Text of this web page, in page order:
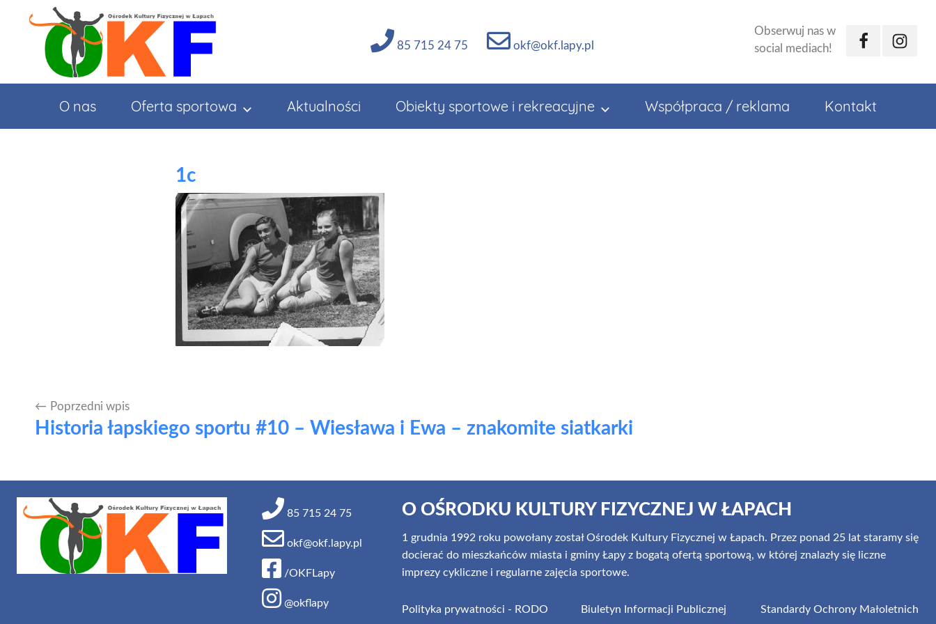
85 715 24 75 okf@okf.lapy.pl
Obserwuj nas w
social mediach!
Facebook
O nas Oferta sportowa Aktualności Obiekty sportowe i rekreacyjne Współpraca / reklama Kontakt
1c
Nawigacja
wpisu
Poprzedni wpis
Historia łapskiego sportu #10 – Wiesława i Ewa – znakomite siatkarki
85 715 24 75
okf@okf.lapy.pl
/OKFLapy
@okflapy
O OŚRODKU KULTURY FIZYCZNEJ W ŁAPACH
1 grudnia 1992 roku powołany został Ośrodek Kultury Fizycznej w Łapach. Przez ponad 25 lat staramy się
docierać do mieszkańców miasta i gminy Łapy z bogatą ofertą sportową, w której znalazły się liczne
imprezy cykliczne i regularne zajęcia sportowe.
Polityka prywatności - RODO Biuletyn Informacji Publicznej Standardy Ochrony Małoletnich